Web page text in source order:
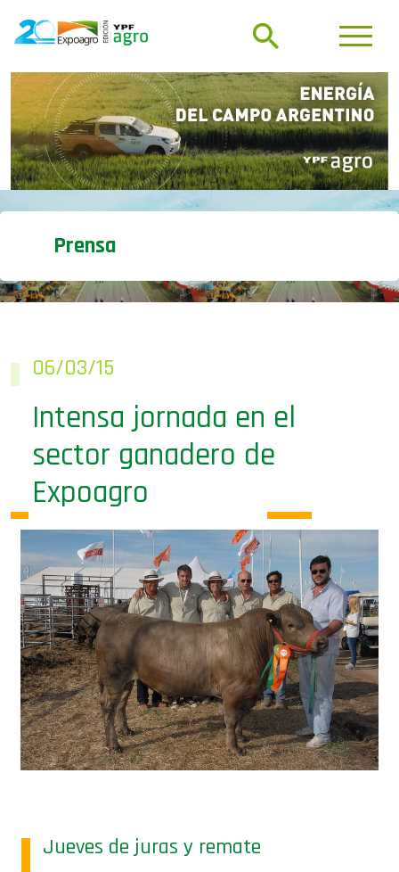
Prensa
06/03/15
Intensa jornada en el
sector ganadero de
Expoagro
Jueves de juras y remate